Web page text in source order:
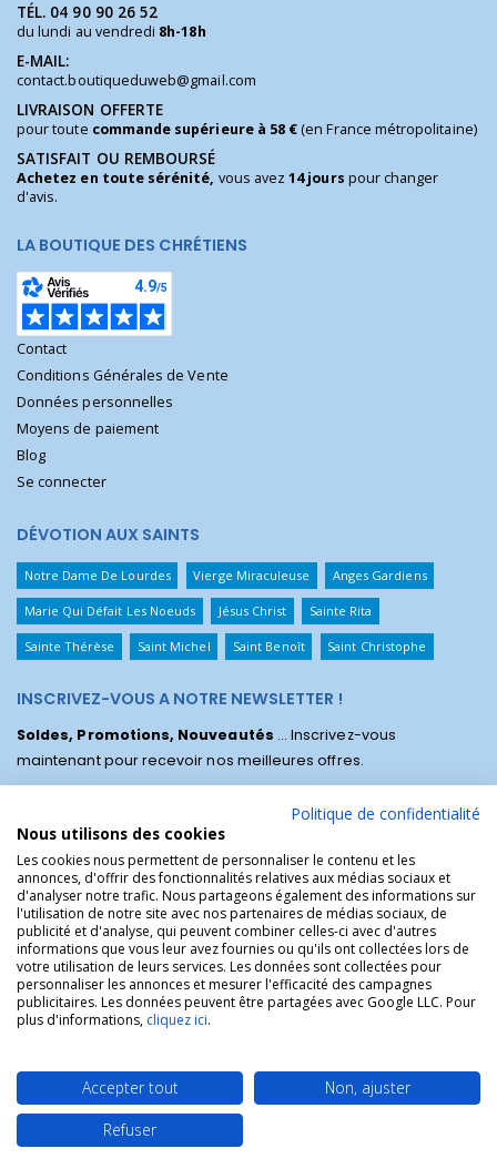
TÉL. 04 90 90 26 52
du lundi au vendredi 8h-18h
E-MAIL:
contact.boutiqueduweb@gmail.com
LIVRAISON OFFERTE
pour toute commande supérieure à 58 €(en France métropolitaine)
SATISFAIT OU REMBOURSÉ
Achetez en toute sérénité, vous avez14 jours pour changer
d'avis.
LA BOUTIQUE DES CHRÉTIENS
Contact
Conditions Générales de Vente
Données personnelles
Moyens de paiement
Blog
Se connecter
DÉVOTION AUX SAINTS
Notre Dame De Lourdes Vierge Miraculeuse Anges Gardiens
Marie Qui Défait Les Noeuds Jésus Christ Sainte Rita
Sainte Thérèse Saint Michel Saint Benoît Saint Christophe
INSCRIVEZ-VOUS A NOTRE NEWSLETTER !
Soldes, Promotions, Nouveautés ... Inscrivez-vous
maintenant pour recevoir nos meilleures offres.
La Boutique des Chrétiens © | La boutique religieuse chrétienne de
référence !.
Politique de confidentialité
Nous utilisons des cookies
Les cookies nous permettent de personnaliser le contenu et les
annonces, d'offrir des fonctionnalités relatives aux médias sociaux et
d'analyser notre trafic. Nous partageons également des informations sur
l'utilisation de notre site avec nos partenaires de médias sociaux, de
publicité et d'analyse, qui peuvent combiner celles-ci avec d'autres
informations que vous leur avez fournies ou qu'ils ont collectées lors de
votre utilisation de leurs services. Les données sont collectées pour
personnaliser les annonces et mesurer l'efficacité des campagnes
publicitaires. Les données peuvent être partagées avec Google LLC. Pour
plus d'informations, cliquez ici.
Accepter tout
Non, ajuster
Refuser